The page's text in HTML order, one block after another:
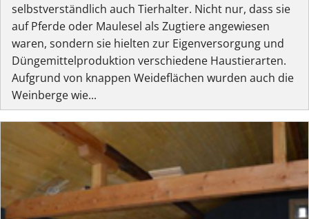
selbstverständlich auch Tierhalter. Nicht nur, dass sie
auf Pferde oder Maulesel als Zugtiere angewiesen
waren, sondern sie hielten zur Eigenversorgung und
Düngemittelproduktion verschiedene Haustierarten.
Aufgrund von knappen Weideflächen wurden auch die
Weinberge wie...